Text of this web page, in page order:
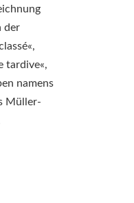
der
tardive«,
namens
Müller-